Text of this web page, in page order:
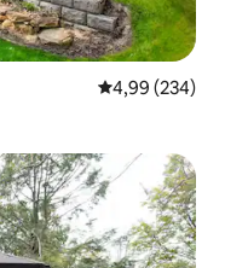
Évaluation
4,99 (234)